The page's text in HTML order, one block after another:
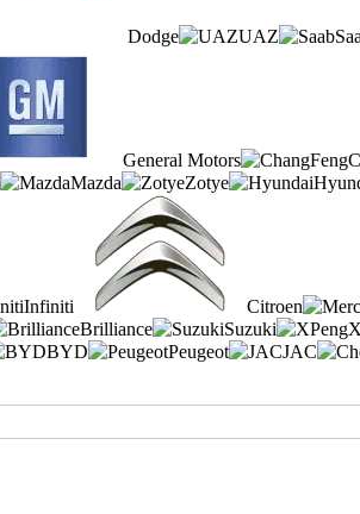
Dodge UAZ
General Motors
Mazda Zotye
Infiniti Citroen
Brilliance Suzuki
BYD Peugeot JAC